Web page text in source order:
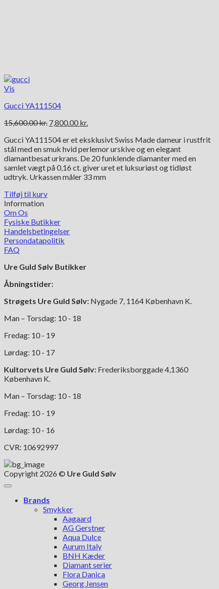
Vis
Gucci YA111504
15,600.00kr. Den
pris
var:
15,600.00 kr..
7,800.00 kr.
pris
er:
7,800.00 kr..
Gucci YA111504 er et eksklusivt Swiss Made dameur i rustfrit
stål med en smuk hvid perlemor urskive og en elegant
diamantbesat urkrans. De 20 funklende diamanter med en
samlet vægt på 0,16 ct. giver uret et luksuriøst og tidløst
udtryk. Urkassen måler 33 mm
Tilføj til kurv
Information
Om Os
Fysiske Butikker
Handelsbetingelser
Persondatapolitik
FAQ
Ure Guld Sølv Butikker
Åbningstider:
Strøgets Ure Guld Sølv: Nygade 7, 1164 København K.
Man – Torsdag: 10 - 18
Fredag: 10 - 19
Lørdag: 10 - 17
Kultorvets Ure Guld Sølv: Frederiksborggade 4,1360
København K.
Man – Torsdag: 10 - 18
Fredag: 10 - 19
Lørdag: 10 - 16
CVR: 10692997
Copyright 2026 © Ure Guld Sølv
Brands
Smykker
Aagaard
AG Gerstner
Aqua Dulce
Aurum Italy
BNH Kæder
Diamant serier
Flora Danica
Georg Jensen